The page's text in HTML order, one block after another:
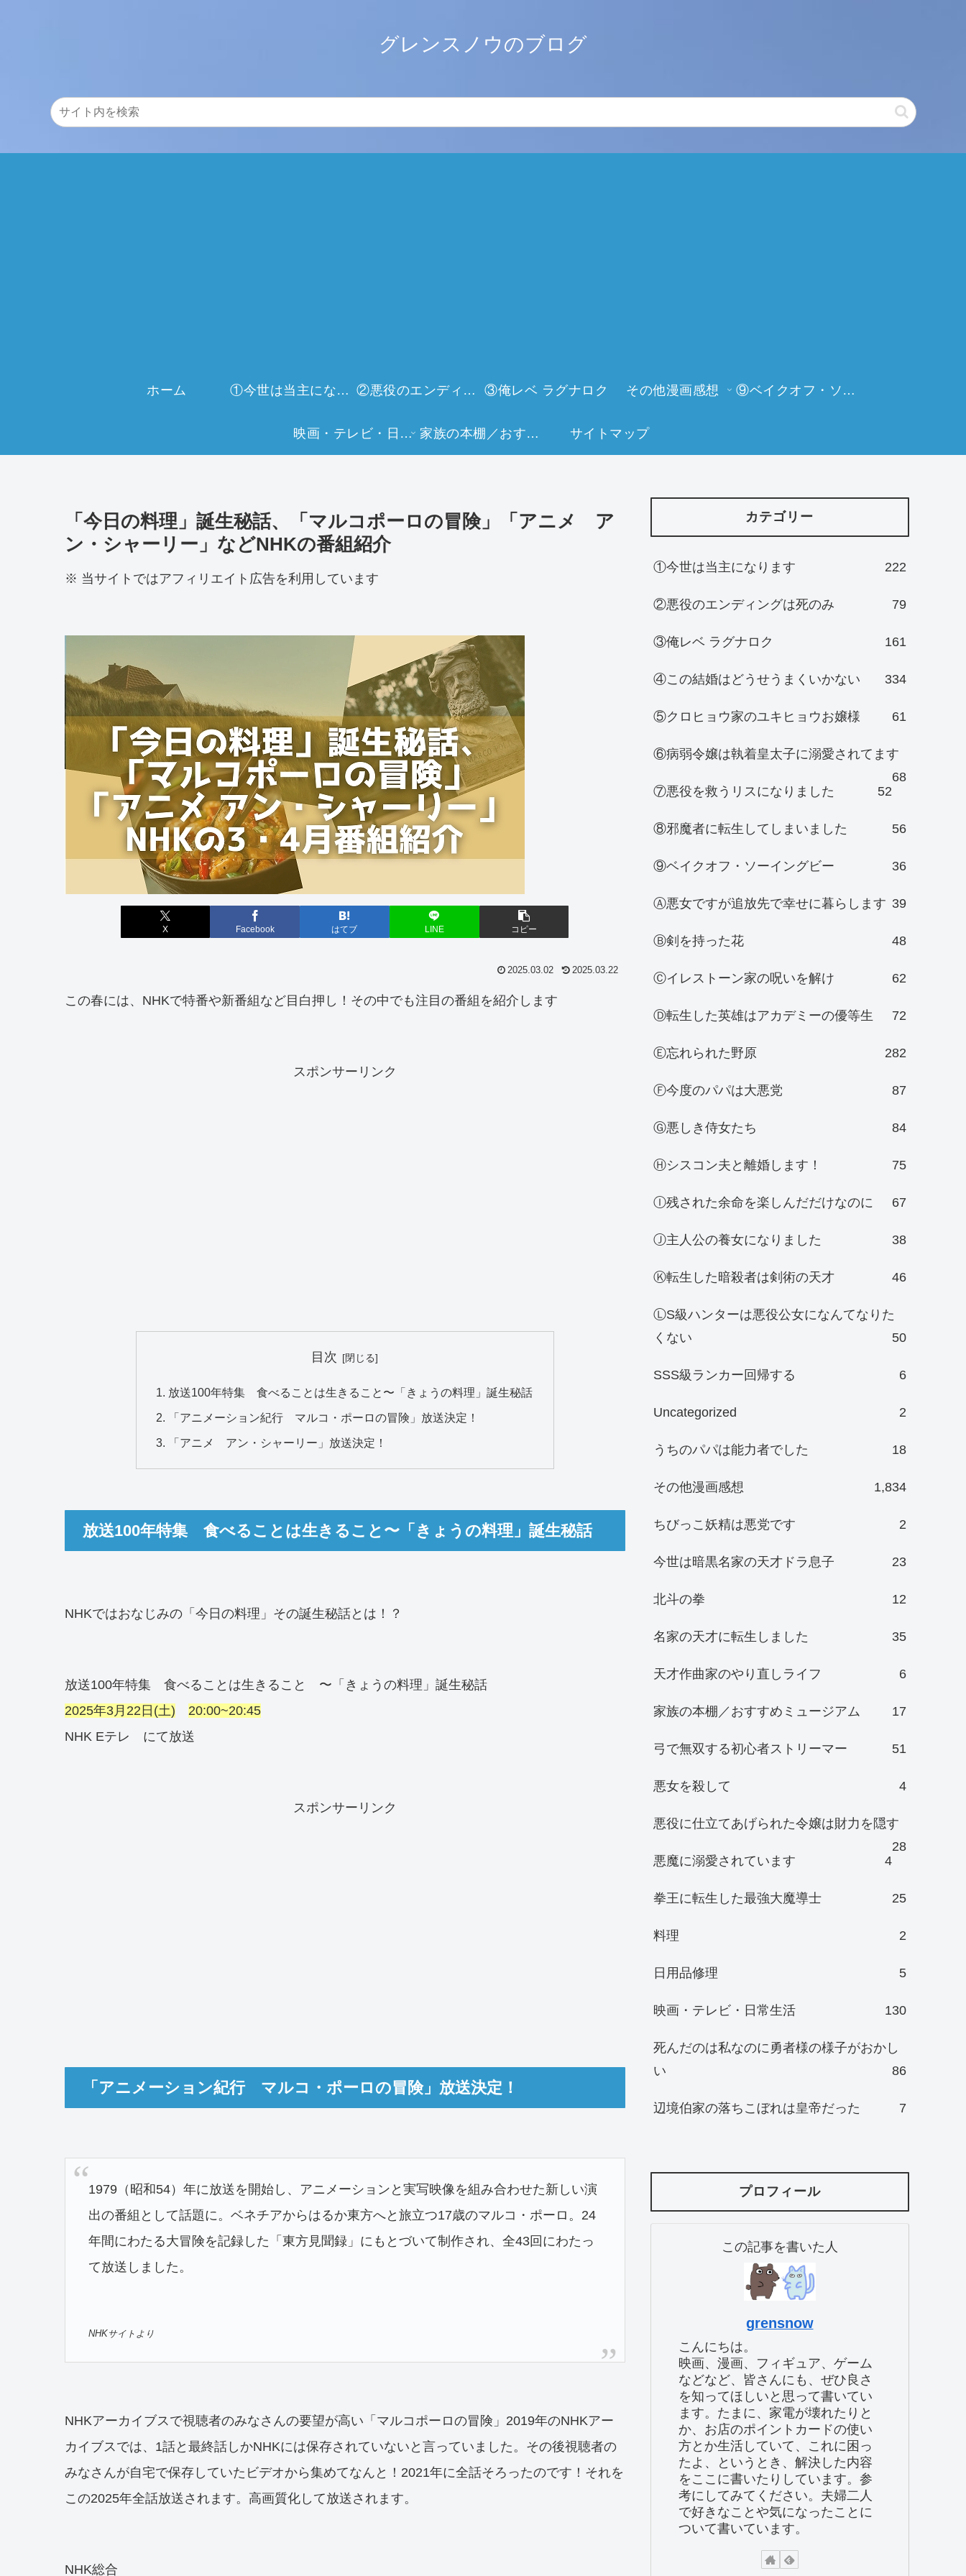
グレンスノウのブログ
ホーム ①今世は当主になります ②悪役のエンディングは死のみ ③俺レベ ラグナロク その他漫画感想 ⑨ベイクオフ・ソーイングビー
映画・テレビ・日常生活 家族の本棚／おすすめミュージアム サイトマップ
「今日の料理」誕生秘話、「マルコポーロの冒険」「アニメ ア
ン・シャーリー」などNHKの番組紹介
※ 当サイトではアフィリエイト広告を利用しています
X Facebook はてブ LINE コピー
2025.03.02 2025.03.22
この春には、NHKで特番や新番組など目白押し！その中でも注目の番組を紹介します
スポンサーリンク
目次
放送100年特集 食べることは生きること〜「きょうの料理」誕生秘話
「アニメーション紀行 マルコ・ポーロの冒険」放送決定！
「アニメ アン・シャーリー」放送決定！
放送100年特集 食べることは生きること〜「きょうの料理」誕生秘話
NHKではおなじみの「今日の料理」その誕生秘話とは！？
放送100年特集 食べることは生きること 〜「きょうの料理」誕生秘話
2025年3月22日(土)
20:00~20:45
NHK Eテレ にて放送
スポンサーリンク
「アニメーション紀行 マルコ・ポーロの冒険」放送決定！
1979（昭和54）年に放送を開始し、アニメーションと実写映像を組み合わせた新しい演
出の番組として話題に。ベネチアからはるか東方へと旅立つ17歳のマルコ・ポーロ。24
年間にわたる大冒険を記録した「東方見聞録」にもとづいて制作され、全43回にわたっ
て放送しました。
NHKサイトより
NHKアーカイブスで視聴者のみなさんの要望が高い「マルコポーロの冒険」2019年のNHKアー
カイブスでは、1話と最終話しかNHKには保存されていないと言っていました。その後視聴者の
みなさんが自宅で保存していたビデオから集めてなんと！2021年に全話そろったのです！それを
この2025年全話放送されます。高画質化して放送されます。
NHK総合
カテゴリー
①今世は当主になります 222
②悪役のエンディングは死のみ 79
③俺レベ ラグナロク 161
④この結婚はどうせうまくいかない 334
⑤クロヒョウ家のユキヒョウお嬢様 61
⑥病弱令嬢は執着皇太子に溺愛されてます
68
⑦悪役を救うリスになりました
52
⑧邪魔者に転生してしまいました 56
⑨ベイクオフ・ソーイングビー 36
Ⓐ悪女ですが追放先で幸せに暮らします 39
Ⓑ剣を持った花 48
Ⓒイレストーン家の呪いを解け 62
Ⓓ転生した英雄はアカデミーの優等生 72
Ⓔ忘れられた野原 282
Ⓕ今度のパパは大悪党 87
Ⓖ悪しき侍女たち 84
Ⓗシスコン夫と離婚します！ 75
Ⓘ残された余命を楽しんだだけなのに 67
Ⓙ主人公の養女になりました 38
Ⓚ転生した暗殺者は剣術の天才 46
ⓁS級ハンターは悪役公女になんてなりた
くない
50
SSS級ランカー回帰する 6
Uncategorized 2
うちのパパは能力者でした 18
その他漫画感想 1,834
ちびっこ妖精は悪党です 2
今世は暗黒名家の天才ドラ息子 23
北斗の拳 12
名家の天才に転生しました 35
天才作曲家のやり直しライフ 6
家族の本棚／おすすめミュージアム 17
弓で無双する初心者ストリーマー 51
悪女を殺して 4
悪役に仕立てあげられた令嬢は財力を隠す
28
悪魔に溺愛されています
4
拳王に転生した最強大魔導士 25
料理 2
日用品修理 5
映画・テレビ・日常生活 130
死んだのは私なのに勇者様の様子がおかし
い
86
辺境伯家の落ちこぼれは皇帝だった 7
プロフィール
この記事を書いた人
grensnow
こんにちは。
映画、漫画、フィギュア、ゲーム
などなど、皆さんにも、ぜひ良さ
を知ってほしいと思って書いてい
ます。たまに、家電が壊れたりと
か、お店のポイントカードの使い
方とか生活していて、これに困っ
たよ、というとき、解決した内容
をここに書いたりしています。参
考にしてみてください。夫婦二人
で好きなことや気になったことに
ついて書いています。